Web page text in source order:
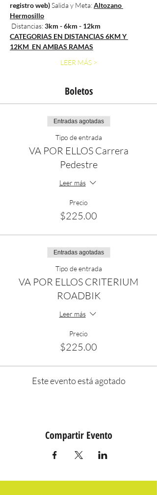
registro web) Salida y Meta: Altozano
Hermosillo
Distancias: 3km - 6km - 12km
CATEGORIAS EN DISTANCIAS 6KM Y
12KM  EN AMBAS RAMAS
LEER MÁS >
Boletos
Entradas agotadas
Tipo de entrada
VA POR ELLOS Carrera
Pedestre
Leer más
Precio
$225.00
Entradas agotadas
Tipo de entrada
VA POR ELLOS CRITERIUM
ROADBIK
Leer más
Precio
$225.00
Este evento está agotado
Compartir Evento